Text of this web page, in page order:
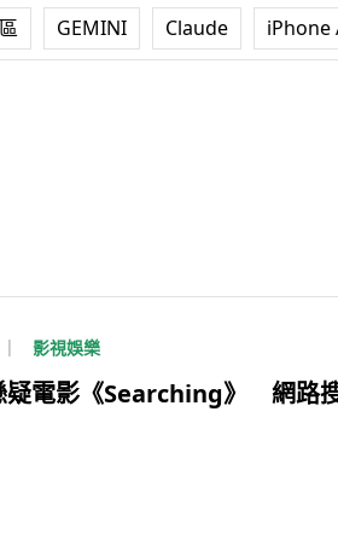
GEMINI Claude iPhone
影視娛樂
疑電影《Searching》 網路